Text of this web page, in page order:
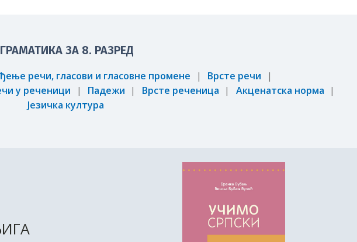
ГРАМАТИКА ЗА 8. РАЗРЕД
речи, гласови и гласовне промене
Врсте речи
у реченици Падежи Врсте реченица
Акценатска норма
Језичка култура